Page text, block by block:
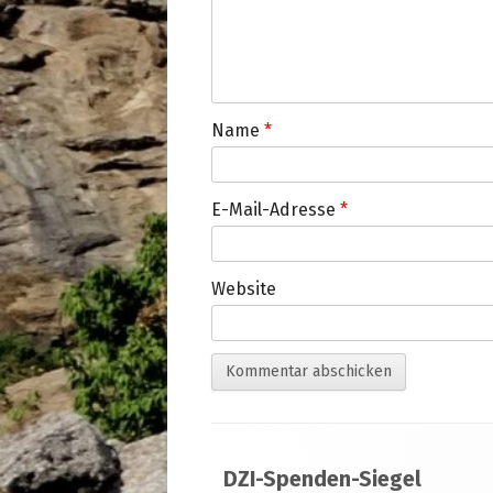
Name *
E-Mail-Adresse *
Website
Inhalt
DZI-Spenden-Siegel